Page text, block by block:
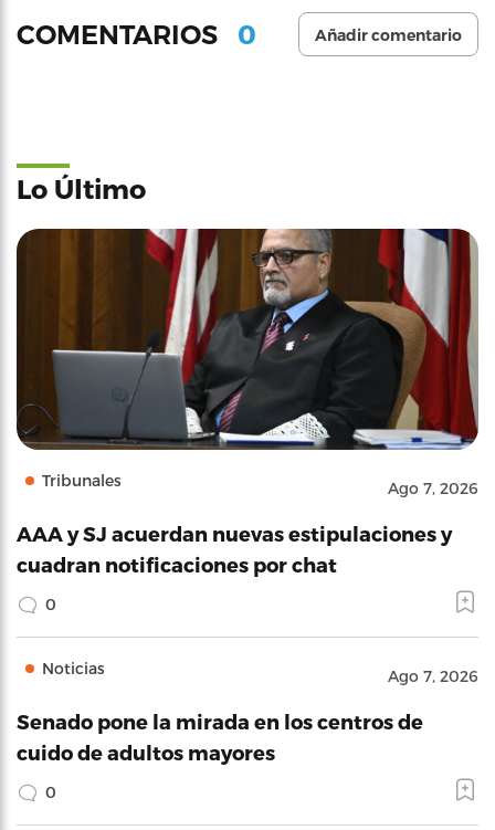
COMENTARIOS 0 Añadir comentario
Lo Último
Tribunales Ago 7, 2026
AAA y SJ acuerdan nuevas estipulaciones y
cuadran notificaciones por chat
0
Noticias Ago 7, 2026
Senado pone la mirada en los centros de
cuido de adultos mayores
0